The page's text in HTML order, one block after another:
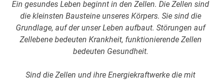
Ein gesundes Leben beginnt in den Zellen. Die Zellen sind
die kleinsten Bausteine unseres Körpers. Sie sind die
Grundlage, auf der unser Leben aufbaut. Störungen auf
Zellebene bedeuten Krankheit, funktionierende Zellen
bedeuten Gesundheit.
Sind die Zellen und ihre Energiekraftwerke die mit